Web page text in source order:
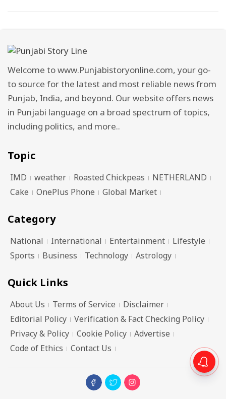
Welcome to www.Punjabistoryonline.com, your go-
to source for the latest and most reliable news from
Punjab, India, and beyond. Our website offers news
in Punjabi language on a broad spectrum of topics,
including politics, and more..
Topic
IMD weather Roasted Chickpeas
NETHERLAND
Cake
OnePlus Phone Global Market
Category
National International Entertainment
Lifestyle
Sports
Business Technology Astrology
Quick Links
About Us Terms of Service
Disclaimer
Editorial Policy
Verification & Fact Checking Policy
Privacy & Policy
Cookie Policy
Advertise
Code of Ethics
Contact Us